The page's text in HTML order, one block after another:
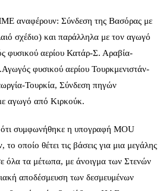
αναφέρουν: Σύνδεση της Βασόρας με
σχέδιο) και παράλληλα με τον αγωγό
φυσικού αερίου Κατάρ-Σ. Αραβία-
φυσικού αερίου Τουρκμενιστάν-
Τουρκία, Σύνδεση πηγών
αγωγό από Κιρκούκ.
συμφωνήθηκε η υπογραφή MOU
οποίο θέτει τις βάσεις για μια μεγάλης
σε όλα τα μέτωπα, με άνοιγμα των Στενών
αποδέσμευση των δεσμευμένων